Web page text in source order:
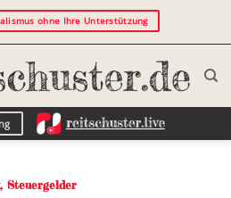
ohne Ihre Unterstützung
, Steuergelder